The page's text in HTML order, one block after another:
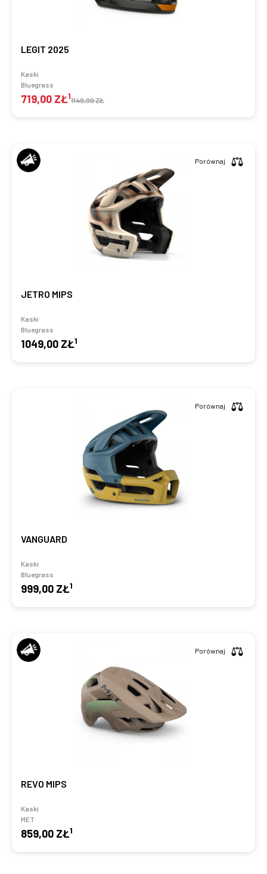
LEGIT 2025
Kaski
Bluegrass
719,00 ZŁ11149,00 ZŁ
JETRO MIPS
Kaski
Bluegrass
1049,00 ZŁ1
Porównaj
VANGUARD
Kaski
Bluegrass
999,00 ZŁ1
Porównaj
REVO MIPS
Kaski
MET
859,00 ZŁ1
Porównaj